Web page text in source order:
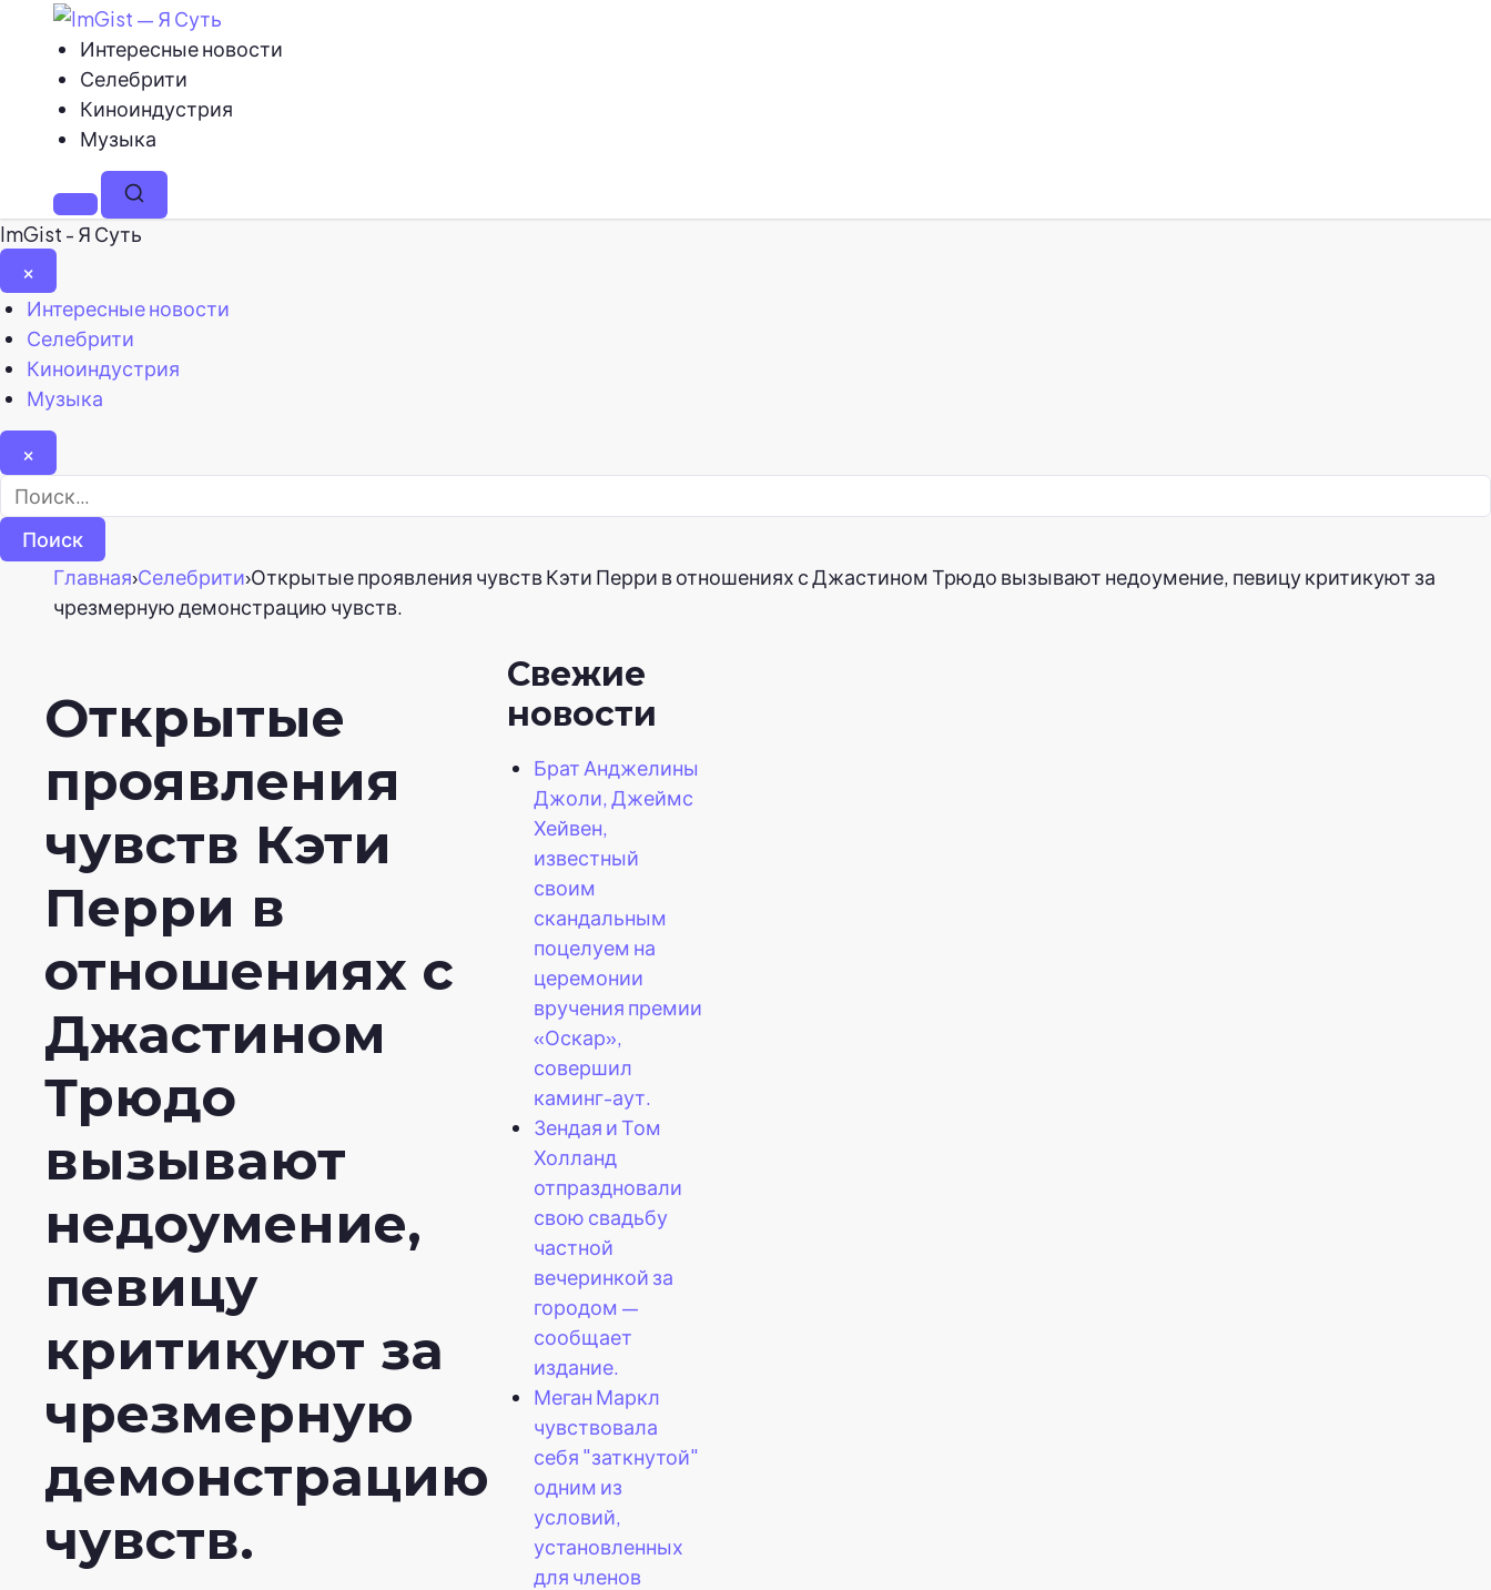
Интересные новости
Селебрити
Киноиндустрия
Музыка
МенюПоиск
ImGist - Я Суть
×
Закрыть
меню
Интересные новости
Селебрити
Киноиндустрия
Музыка
×
Найти:
Главная›Селебрити›Открытые проявления чувств Кэти Перри в отношениях с Джастином Трюдо вызывают недоумение, певицу критикуют за
чрезмерную демонстрацию чувств.
Открытые
проявления
чувств Кэти
Перри в
отношениях с
Джастином
Трюдо
вызывают
недоумение,
певицу
критикуют за
чрезмерную
демонстрацию
чувств.
Свежие
новости
Брат Анджелины
Джоли, Джеймс
Хейвен,
известный
своим
скандальным
поцелуем на
церемонии
вручения премии
«Оскар»,
совершил
каминг-аут.
Зендая и Том
Холланд
отпраздновали
свою свадьбу
частной
вечеринкой за
городом —
сообщает
издание.
Меган Маркл
чувствовала
себя "заткнутой"
одним из
условий,
установленных
для членов